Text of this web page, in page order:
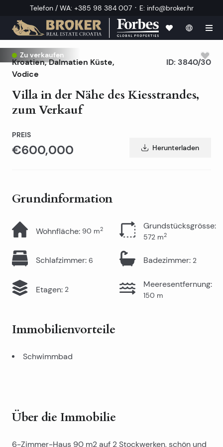
Telefon / WA: +385 98 384 007 · E: info@broker.hr
Zu verkaufen
Kroatien,Dalmatien Küste,
Vodice
Villa in der Nähe des Kiesstrandes,
zum Verkauf
ID: 3840/30
PREIS
€600,000 Herunterladen
Grundinformation
Wohnfläche: 90 m2 Grundstücksgrösse:
572 m2
Schlafzimmer: 6 Badezimmer: 2
Etagen: 2
Meeresentfernung:
150 m
Immobilienvorteile
Schwimmbad
Über die Immobilie
6-Zimmer-Haus 90 m2 auf 2 Stockwerken, schön und